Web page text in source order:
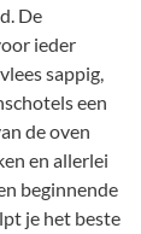
De
ieder
sappig,
een
de oven
en allerlei
beginnende
je het beste